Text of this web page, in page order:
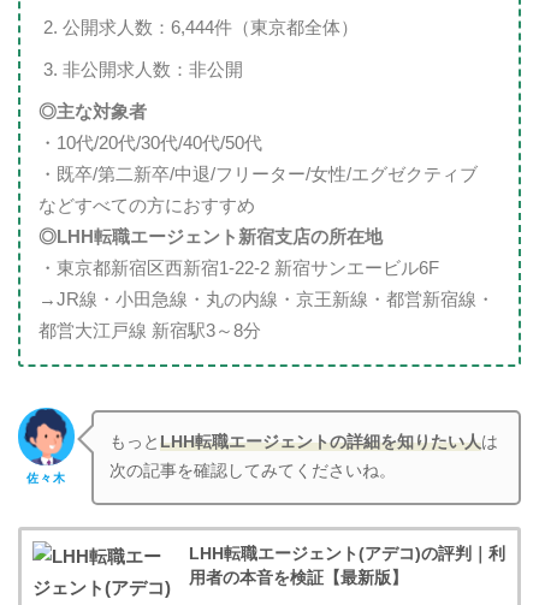
公開求人数：6,444件（東京都全体）
非公開求人数：非公開
◎主な対象者
・10代/20代/30代/40代/50代
・既卒/第二新卒/中退/フリーター/女性/エグゼクティブ
などすべての方におすすめ
◎LHH転職エージェント新宿支店の所在地
・東京都新宿区西新宿1-22-2 新宿サンエービル6F
→JR線・小田急線・丸の内線・京王新線・都営新宿線・
都営大江戸線 新宿駅3～8分
佐々木
もっとLHH転職エージェントの詳細を知りたい人は
次の記事を確認してみてくださいね。
LHH転職エージェント(アデコ)の評判｜利
用者の本音を検証【最新版】